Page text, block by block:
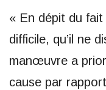
« En dépit du
difficile, qu’il ne
manœuvre a
cause par